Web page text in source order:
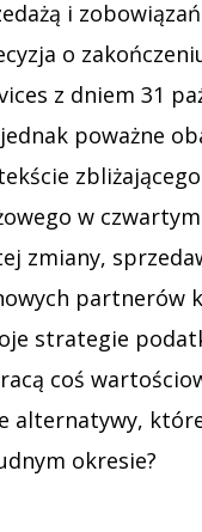
i zobowiązań
o
z dniem 31
poważne
w
zmiany,
partnerów
strategie
coś
alternatywy,
okresie?